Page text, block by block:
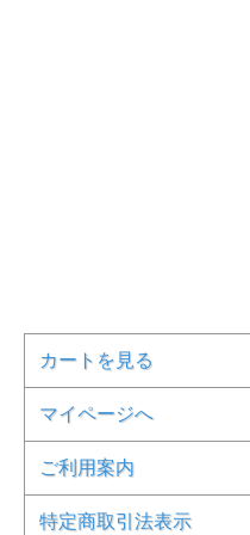
カートを見る
マイページへ
ご利用案内
特定商取引法表示